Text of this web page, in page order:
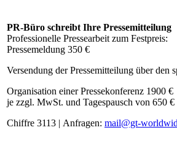
PR-Büro schreibt Ihre Pressemitteilung
Professionelle Pressearbeit zum Festpreis:
Pressemeldung 350 €
Versendung der Pressemitteilung über den
Organisation einer Pressekonferenz 1900 €
je zzgl. MwSt. und Tagespausch von 650
Chiffre 3113 | Anfragen: mail@gt-